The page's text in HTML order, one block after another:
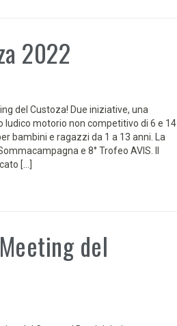
2022
del Custoza! Due iniziative, una
motorio non competitivo di 6 e 14
bambini e ragazzi da 1 a 13 anni. La
e 8° Trofeo AVIS. Il
[…]
del